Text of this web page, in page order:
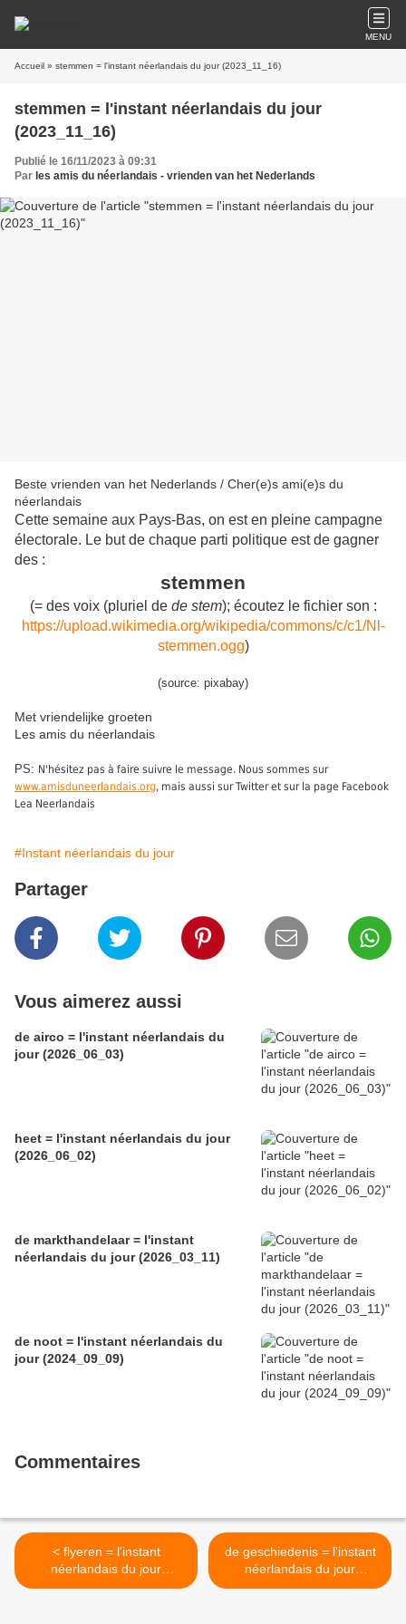
MENU
Accueil » stemmen = l'instant néerlandais du jour (2023_11_16)
stemmen = l'instant néerlandais du jour
(2023_11_16)
Publié le 16/11/2023 à 09:31
Par les amis du néerlandais - vrienden van het Nederlands
Beste vrienden van het Nederlands / Cher(e)s ami(e)s du
néerlandais
Cette semaine aux Pays-Bas, on est en pleine campagne
électorale. Le but de chaque parti politique est de gagner
des :
stemmen
(= des voix (pluriel de de stem); écoutez le fichier son :
https://upload.wikimedia.org/wikipedia/commons/c/c1/Nl-
stemmen.ogg)
(source: pixabay)
Met vriendelijke groeten
Les amis du néerlandais
PS: N'hésitez pas à faire suivre le message. Nous sommes sur
www.amisduneerlandais.org, mais aussi sur Twitter et sur la page Facebook
Lea Neerlandais
#Instant néerlandais du jour
Partager
Vous aimerez aussi
de airco = l'instant néerlandais du
jour (2026_06_03)
heet = l'instant néerlandais du jour
(2026_06_02)
de markthandelaar = l'instant
néerlandais du jour (2026_03_11)
de noot = l'instant néerlandais du
jour (2024_09_09)
Commentaires
< flyeren = l'instant
néerlandais du jour
(2023_11_15)
de geschiedenis = l'instant
néerlandais du jour
(2023_11_17) >